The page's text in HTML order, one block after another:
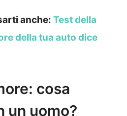
anche: Test della
della tua auto dice
cosa
un uomo?